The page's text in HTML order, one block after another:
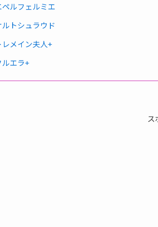
ルフェルミエ
トシュラウド
メイン夫人+
エラ+
ス